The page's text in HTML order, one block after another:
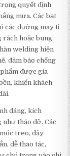
quyết định
mưa. Các bạt
các đường may tỉ
rách hoặc bung
welding hiện
đảm bảo chống
được gia
khiến khách
dáng, kích
như tháo dỡ. Các
treo, dây
dễ thao tác,